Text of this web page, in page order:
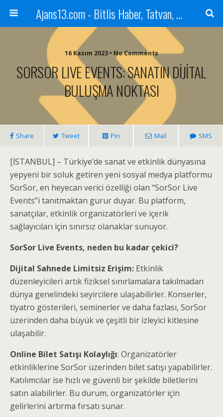
Ajans13.com - Bitlis Haber, Tatvan, Ahlat, Adilcevaz, Mutki, Hizan, Güroymak, Gazete, Ajans, 13, Haber
16 Kasım 2023 • No Comments
SORSOR LIVE EVENTS: SANATIN DİJİTAL
BULUŞMA NOKTASI
Share Tweet Pin Mail SMS
[İSTANBUL] – Türkiye’de sanat ve etkinlik dünyasına
yepyeni bir soluk getiren yeni sosyal medya platformu
SorSor, en heyecan verici özelliği olan “SorSor Live
Events”i tanıtmaktan gurur duyar. Bu platform,
sanatçılar, etkinlik organizatörleri ve içerik
sağlayıcıları için sınırsız olanaklar sunuyor.
SorSor Live Events, neden bu kadar çekici?
Dijital Sahnede Limitsiz Erişim: Etkinlik
düzenleyicileri artık fiziksel sınırlamalara takılmadan
dünya genelindeki seyircilere ulaşabilirler. Konserler,
tiyatro gösterileri, seminerler ve daha fazlası, SorSor
üzerinden daha büyük ve çeşitli bir izleyici kitlesine
ulaşabilir.
Online Bilet Satışı Kolaylığı: Organizatörler
etkinliklerine SorSor üzerinden bilet satışı yapabilirler.
Katılımcılar ise hızlı ve güvenli bir şekilde biletlerini
satın alabilirler. Bu durum, organizatörler için
gelirlerini artırma fırsatı sunar.